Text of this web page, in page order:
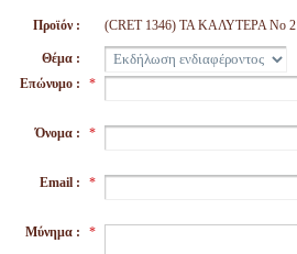
Προϊόν : (CRET 1346) TA ΚΑΛΥΤΕΡΑ Νο 2
Θέμα :
Επώνυμο :
*
Όνομα : *
Email : *
Μύνημα : *